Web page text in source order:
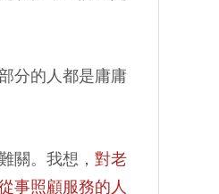
分的人都是庸庸
關。我想， 對老
事照顧服務的人